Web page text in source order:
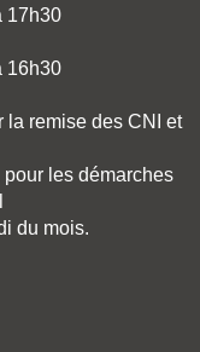
17h30
16h30
la remise des CNI et
les démarches
du mois.